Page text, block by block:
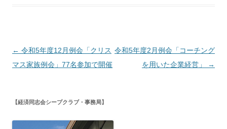
投
稿
ゲ
ー
← 令和5年度12月例会「クリス
マス家族例会」77名参加で開催
令和5年度2月例会「コーチング
を用いた企業経営」
→
【経済同志会シープクラブ・事務局】